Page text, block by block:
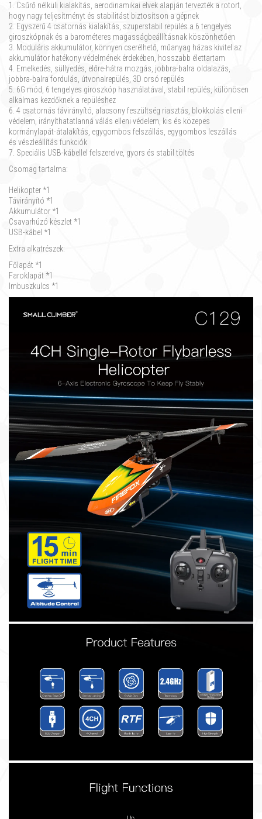
1. Csűrő nélküli kialakítás, aerodinamikai elvek alapján tervezték a rotort,
hogy nagy teljesítményt és stabilitást biztosítson a gépnek
2. Egyszerű 4 csatornás kialakítás, szuperstabil repülés a 6 tengelyes
giroszkópnak és a barométeres magasságbeállításnak köszönhetően
3. Moduláris akkumulátor, könnyen cserélhető, műanyag házas kivitel az
akkumulátor hatékony védelmének érdekében, hosszabb élettartam
4. Emelkedés, süllyedés, előre-hátra mozgás, jobbra-balra oldalazás,
jobbra-balra fordulás, útvonalrepülés, 3D orsó repülés
5. 6G mód, 6 tengelyes giroszkóp használatával, stabil repülés, különösen
alkalmas kezdőknek a repüléshez
6. 4 csatornás távirányító, alacsony feszültség riasztás, blokkolás elleni
védelem, irányíthatatlanná válás elleni védelem, kis és közepes
kormánylapát-átalakítás, egygombos felszállás, egygombos leszállás
és vészleállítás funkciók
7. Speciális USB-kábellel felszerelve, gyors és stabil töltés
Csomag tartalma:
Helikopter *1
Távirányító *1
Akkumulátor *1
Csavarhúzó készlet *1
USB-kábel *1
Extra alkatrészek:
Főlapát *1
Faroklapát *1
Imbuszkulcs *1